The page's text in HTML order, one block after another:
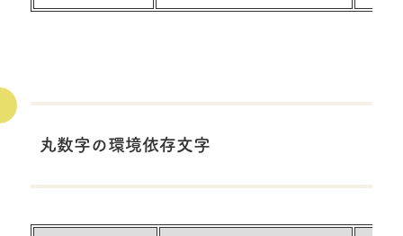
丸数字の環境依存文字